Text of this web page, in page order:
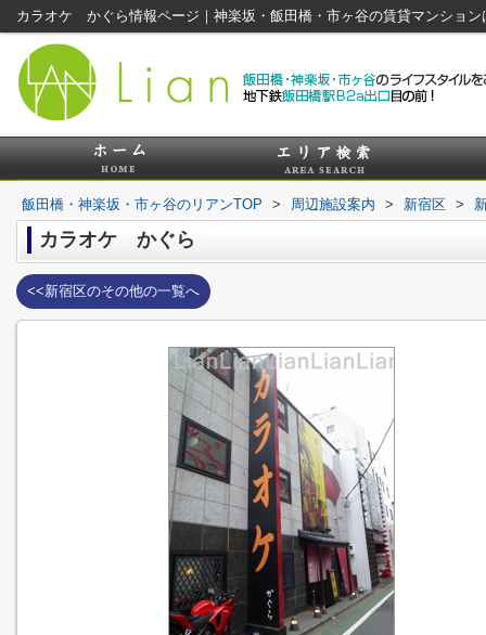
カラオケ かぐら情報ページ｜神楽坂・飯田橋・市ヶ谷の賃貸マンション
飯田橋・神楽坂・市ヶ谷のリアンTOP > 周辺施設案内 > 新宿区 >
カラオケ かぐら
<<新宿区のその他の一覧へ